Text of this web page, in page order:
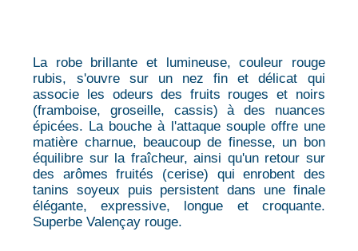
La robe brillante et lumineuse, couleur rouge
rubis, s'ouvre sur un nez fin et délicat qui
associe les odeurs des fruits rouges et noirs
(framboise, groseille, cassis) à des nuances
épicées. La bouche à l'attaque souple offre une
matière charnue, beaucoup de finesse, un bon
équilibre sur la fraîcheur, ainsi qu'un retour sur
des arômes fruités (cerise) qui enrobent des
tanins soyeux puis persistent dans une finale
élégante, expressive, longue et croquante.
Superbe Valençay rouge.